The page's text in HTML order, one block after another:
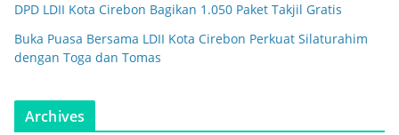
DPD LDII Kota Cirebon Bagikan 1.050 Paket Takjil Gratis
Buka Puasa Bersama LDII Kota Cirebon Perkuat Silaturahim
dengan Toga dan Tomas
Archives